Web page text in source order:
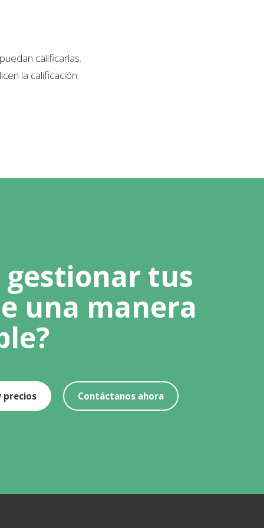
calificarlas.
la calificación.
gestionar tus
una manera
precios Contáctanos ahora